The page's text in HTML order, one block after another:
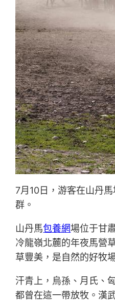
7月10日，游客在山丹
群。
山丹馬包養網場位于甘
冷龍嶺北麓的年夜馬營
草豐美，是自然的好牧
汗青上，烏孫、月氏、
都曾在這一帶放牧。漢